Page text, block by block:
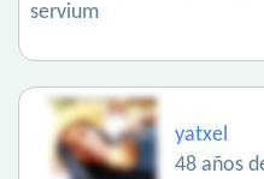
servium
yatxel
48 años